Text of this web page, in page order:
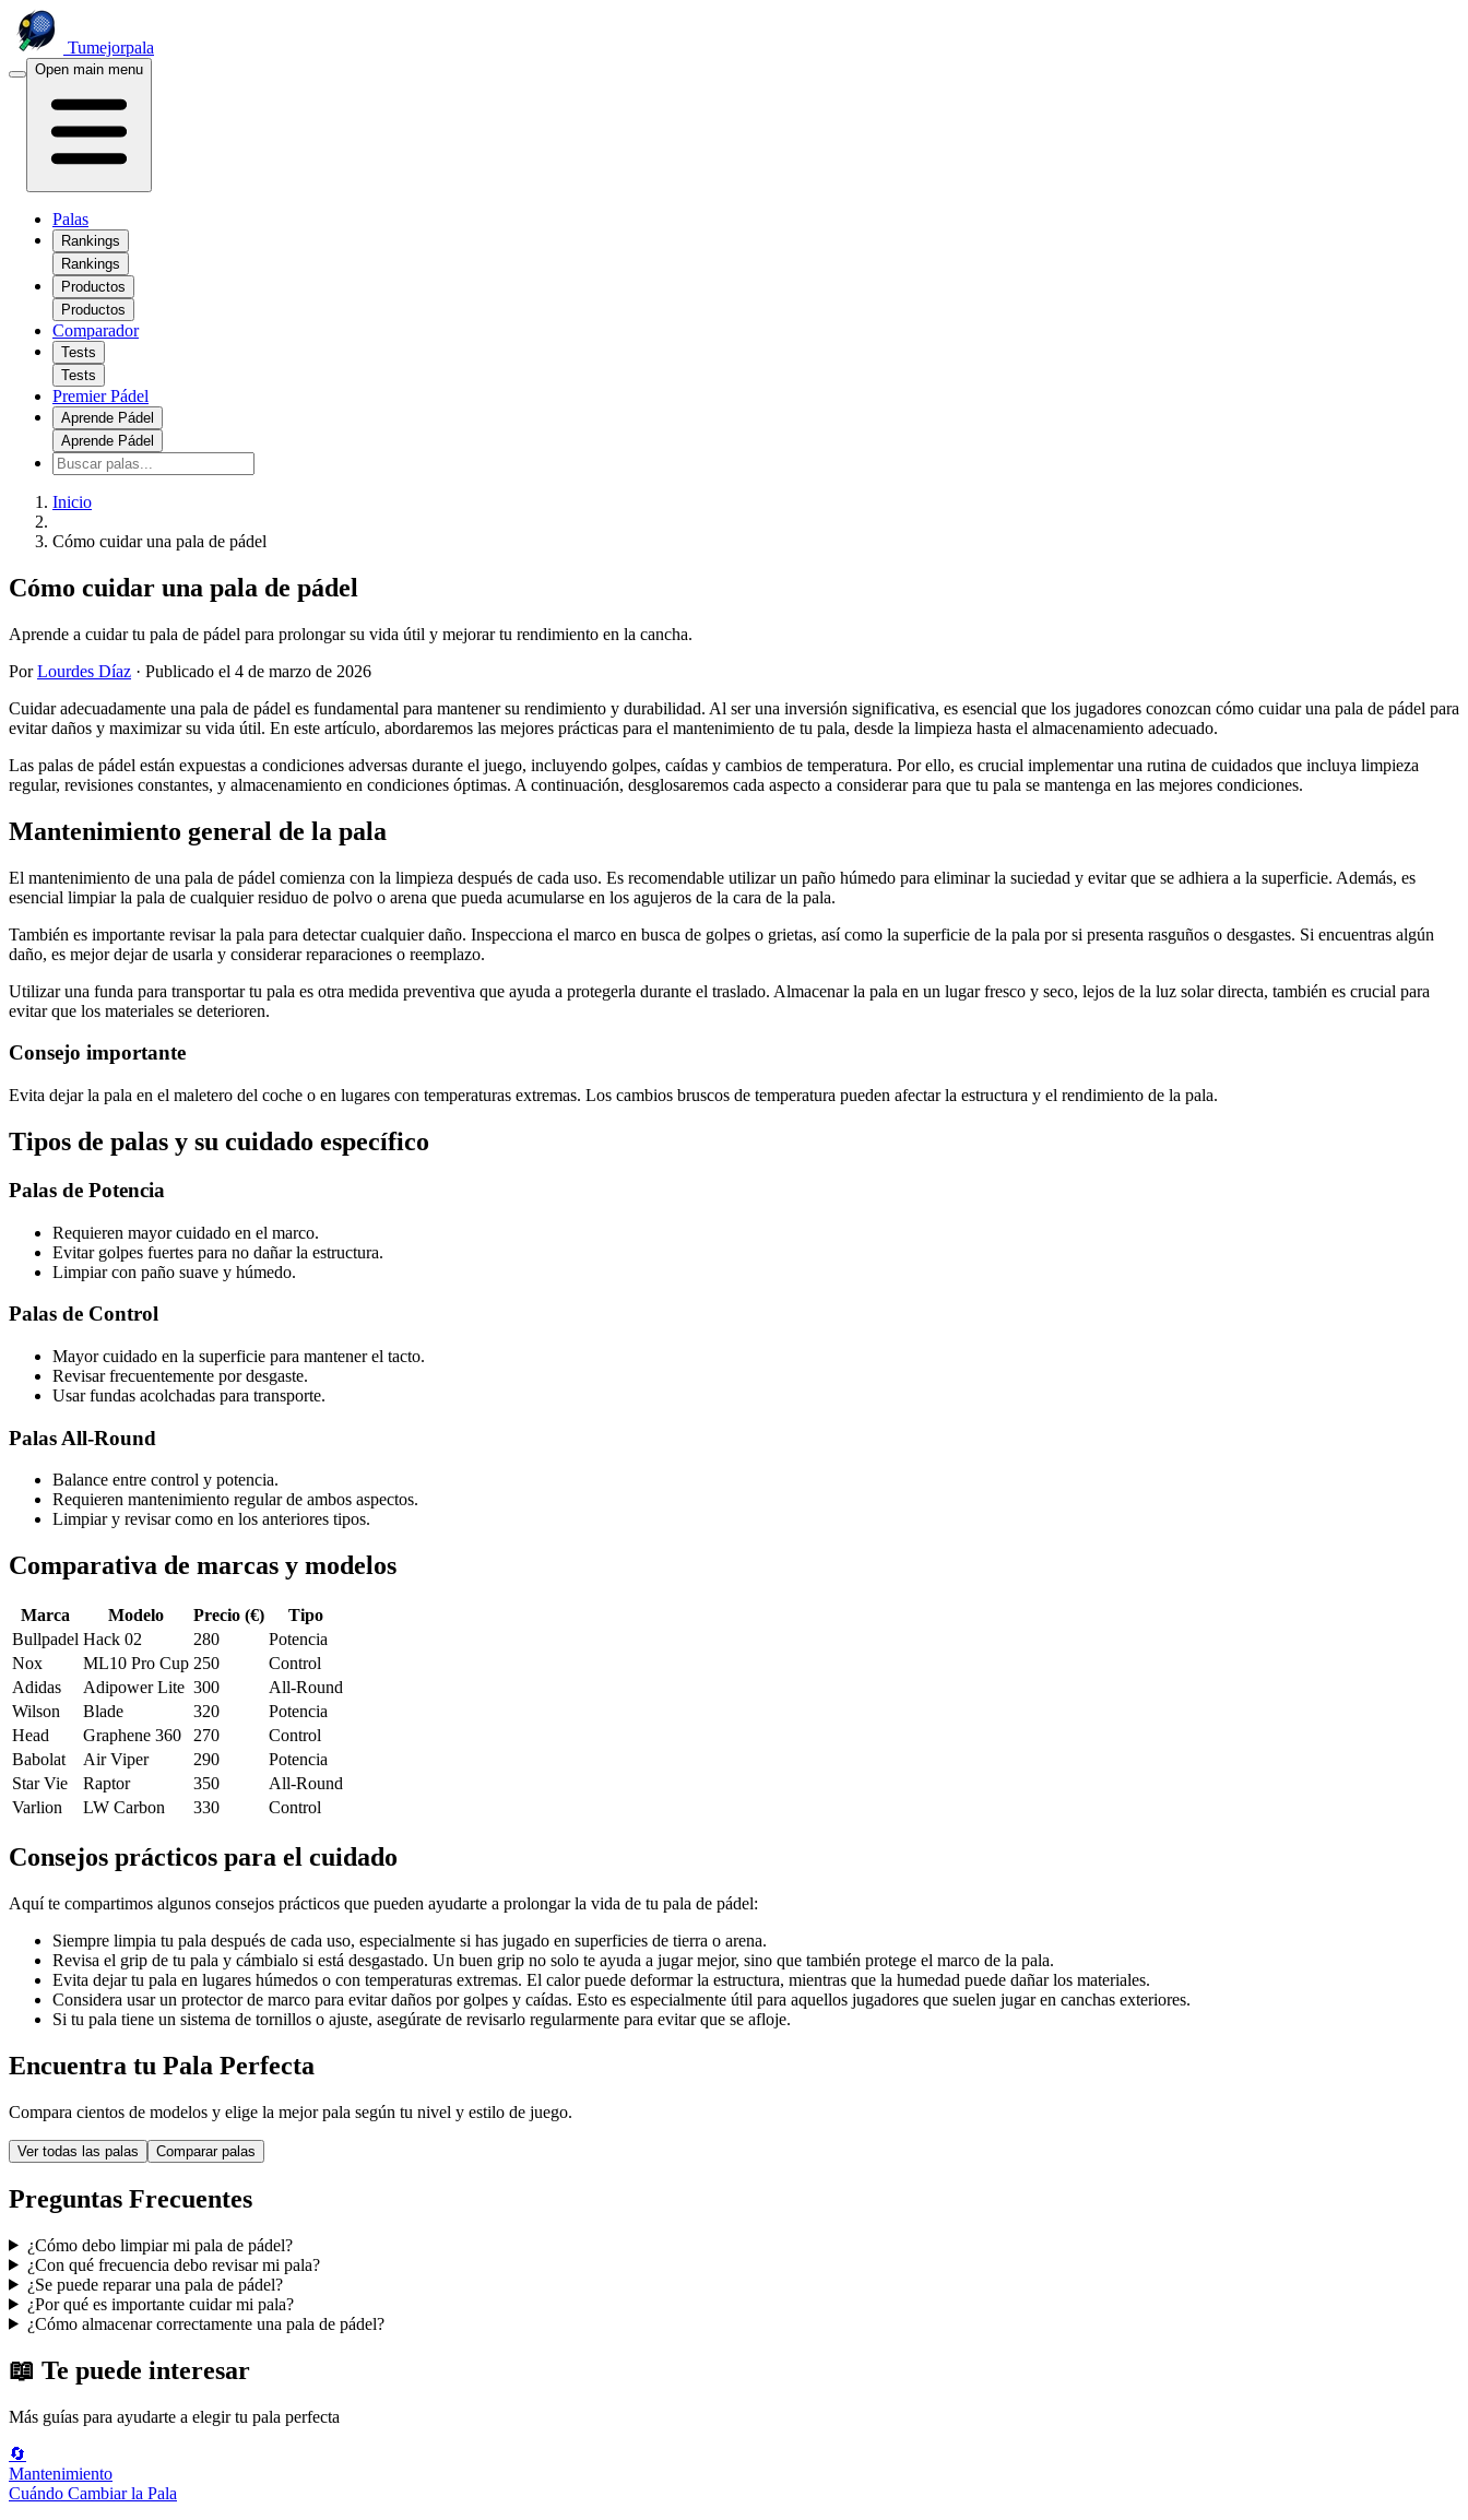
Tumejorpala
Open main menu
Palas
Rankings
Rankings
Productos
Productos
Comparador
Tests
Tests
Premier Pádel
Aprende Pádel
Aprende Pádel
Inicio
Cómo cuidar una pala de pádel
Cómo cuidar una pala de pádel
Aprende a cuidar tu pala de pádel para prolongar su vida útil y mejorar tu rendimiento en la cancha.
PorLourdes Díaz · Publicado el 4 de marzo de 2026
Cuidar adecuadamente una pala de pádel es fundamental para mantener su rendimiento y durabilidad. Al ser una inversión significativa, es esencial que los jugadores conozcan cómo cuidar una pala de pádel para
evitar daños y maximizar su vida útil. En este artículo, abordaremos las mejores prácticas para el mantenimiento de tu pala, desde la limpieza hasta el almacenamiento adecuado.
Las palas de pádel están expuestas a condiciones adversas durante el juego, incluyendo golpes, caídas y cambios de temperatura. Por ello, es crucial implementar una rutina de cuidados que incluya limpieza
regular, revisiones constantes, y almacenamiento en condiciones óptimas. A continuación, desglosaremos cada aspecto a considerar para que tu pala se mantenga en las mejores condiciones.
Mantenimiento general de la pala
El mantenimiento de una pala de pádel comienza con la limpieza después de cada uso. Es recomendable utilizar un paño húmedo para eliminar la suciedad y evitar que se adhiera a la superficie. Además, es
esencial limpiar la pala de cualquier residuo de polvo o arena que pueda acumularse en los agujeros de la cara de la pala.
También es importante revisar la pala para detectar cualquier daño. Inspecciona el marco en busca de golpes o grietas, así como la superficie de la pala por si presenta rasguños o desgastes. Si encuentras algún
daño, es mejor dejar de usarla y considerar reparaciones o reemplazo.
Utilizar una funda para transportar tu pala es otra medida preventiva que ayuda a protegerla durante el traslado. Almacenar la pala en un lugar fresco y seco, lejos de la luz solar directa, también es crucial para
evitar que los materiales se deterioren.
Consejo importante
Evita dejar la pala en el maletero del coche o en lugares con temperaturas extremas. Los cambios bruscos de temperatura pueden afectar la estructura y el rendimiento de la pala.
Tipos de palas y su cuidado específico
Palas de Potencia
Requieren mayor cuidado en el marco.
Evitar golpes fuertes para no dañar la estructura.
Limpiar con paño suave y húmedo.
Palas de Control
Mayor cuidado en la superficie para mantener el tacto.
Revisar frecuentemente por desgaste.
Usar fundas acolchadas para transporte.
Palas All-Round
Balance entre control y potencia.
Requieren mantenimiento regular de ambos aspectos.
Limpiar y revisar como en los anteriores tipos.
Comparativa de marcas y modelos
Marca Modelo Precio (€)
Tipo
Bullpadel Hack 02 280
Potencia
Nox
ML10 Pro Cup 250
Control
Adidas
Adipower Lite 300
All-Round
Wilson
Blade 320
Potencia
Head
Graphene 360 270
Control
Babolat
Air Viper 290
Potencia
Star Vie
Raptor 350
All-Round
Varlion
LW Carbon 330 Control
Consejos prácticos para el cuidado
Aquí te compartimos algunos consejos prácticos que pueden ayudarte a prolongar la vida de tu pala de pádel:
Siempre limpia tu pala después de cada uso, especialmente si has jugado en superficies de tierra o arena.
Revisa el grip de tu pala y cámbialo si está desgastado. Un buen grip no solo te ayuda a jugar mejor, sino que también protege el marco de la pala.
Evita dejar tu pala en lugares húmedos o con temperaturas extremas. El calor puede deformar la estructura, mientras que la humedad puede dañar los materiales.
Considera usar un protector de marco para evitar daños por golpes y caídas. Esto es especialmente útil para aquellos jugadores que suelen jugar en canchas exteriores.
Si tu pala tiene un sistema de tornillos o ajuste, asegúrate de revisarlo regularmente para evitar que se afloje.
Encuentra tu Pala Perfecta
Compara cientos de modelos y elige la mejor pala según tu nivel y estilo de juego.
Ver todas las palas Comparar palas
Preguntas Frecuentes
¿Cómo debo limpiar mi pala de pádel?
¿Con qué frecuencia debo revisar mi pala?
¿Se puede reparar una pala de pádel?
¿Por qué es importante cuidar mi pala?
¿Cómo almacenar correctamente una pala de pádel?
📖 Te puede interesar
Más guías para ayudarte a elegir tu pala perfecta
🔄
Mantenimiento
Cuándo Cambiar la Pala